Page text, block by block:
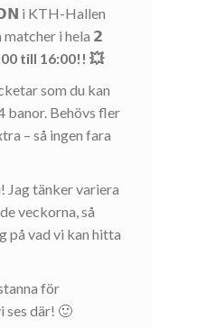
i KTH-Hallen
matcher i hela 𝟮
till 16:00!! 💥
som du kan
banor. Behövs fler
– så ingen fara
Jag tänker variera
veckorna, så
på vad vi kan hitta
för
ses där! 🙂